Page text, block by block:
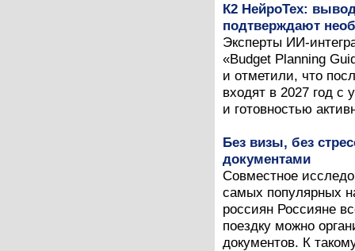
К2 НейроТех:
подтверждают
Эксперты ИИ-
«Budget Planning
и отметили, что
входят в 2027 год
и готовностью
Без визы, без
документами
Совместное
самых популярных
россиян Россияне
поездку можно
документов. К